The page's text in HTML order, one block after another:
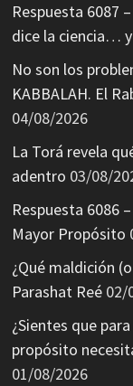
Respuesta 6087
dice la ciencia…
No son los
KABBALAH. El
04/08/2026
La Torá revela
adentro 03/08/
Respuesta 6086
Mayor Propósito
¿Qué maldición
Parashat Reé 02/
¿Sientes que
propósito
01/08/2026